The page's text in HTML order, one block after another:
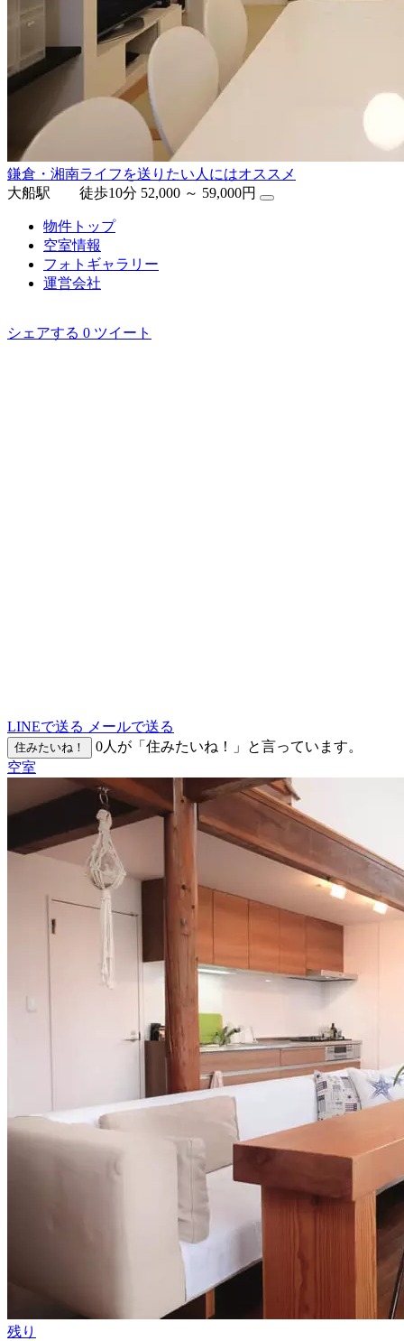
鎌倉・湘南ライフを送りたい人にはオススメ
大船駅 徒歩10分 52,000 ～ 59,000円
物件トップ
空室情報
フォト ギャラリー
運営会社
シェアする 0 ツイート
LINEで送る メールで送る
住みたいね！ 0人が「住みたいね！」と言っています。
空室
残り